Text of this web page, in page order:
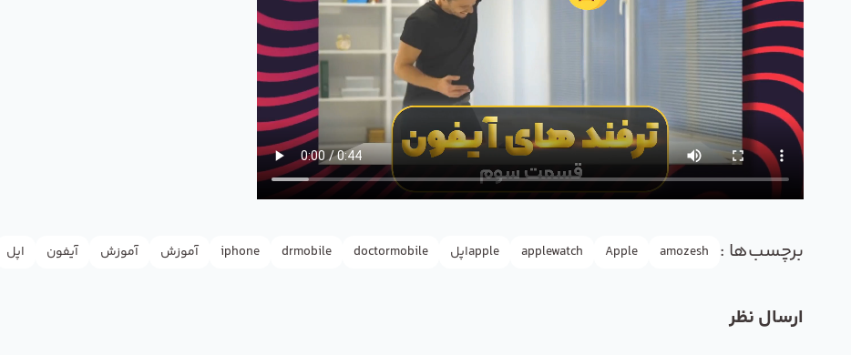
برچسب‌ها : amozesh
Apple
applewatch appleاپل doctormobile
drmobile
iphone آموزش آموزش آیفون اپل
ارسال نظر